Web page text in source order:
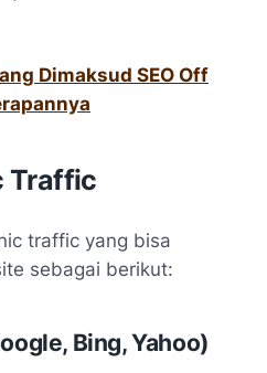
Dimaksud SEO Off
Traffic
traffic yang bisa
sebagai berikut:
Bing, Yahoo)